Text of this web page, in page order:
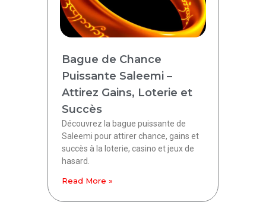
Bague de Chance
Puissante Saleemi –
Attirez Gains, Loterie et
Succès
Découvrez la bague puissante de
Saleemi pour attirer chance, gains et
succès à la loterie, casino et jeux de
hasard.
Read More »